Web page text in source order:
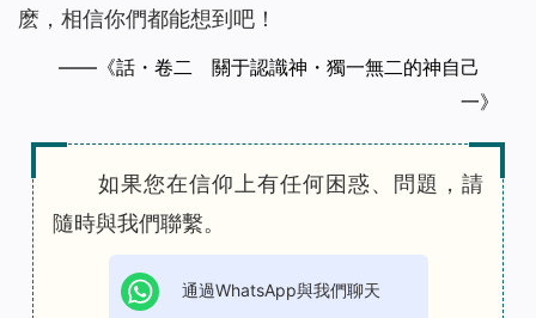
麽，相信你們都能想到吧！
——《話・卷二 關于認識神・獨一無二的神自己
一》
如果您在信仰上有任何困惑、問題，請
隨時與我們聯繫。
通過WhatsApp與我們聊天